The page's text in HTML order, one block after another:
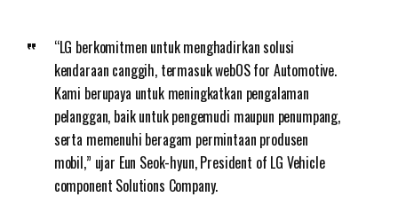
“LG berkomitmen untuk menghadirkan solusi
kendaraan canggih, termasuk webOS for Automotive.
Kami berupaya untuk meningkatkan pengalaman
pelanggan, baik untuk pengemudi maupun penumpang,
serta memenuhi beragam permintaan produsen
mobil,” ujar Eun Seok-hyun, President of LG Vehicle
component Solutions Company.